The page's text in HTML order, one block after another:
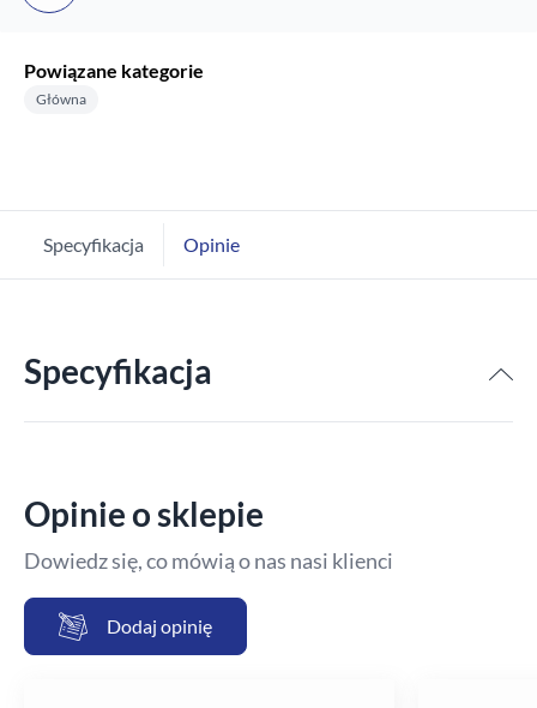
Powiązane kategorie
Główna
Specyfikacja Opinie
Specyfikacja
Opinie o sklepie
Dowiedz się, co mówią o nas nasi klienci
Dodaj opinię